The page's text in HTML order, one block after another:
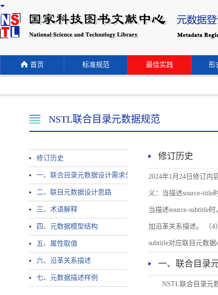
首页 标准规范 最佳实践 形
NSTL联合目录元数据规范
修订历史
一、联合目录元数据设计需求分析
二、联目元数据设计思路
三、术语解释
四、元数据模型结构
五、属性取值
六、沿革关系描述
七、元数据描述样例
修订历史
2024年1月24日修订内
义：当描述source-title
当描述source-subtitle
加沿革关系描述。 （4
subtitle对应联目元数据
一、联合目录
NSTL联合目录元